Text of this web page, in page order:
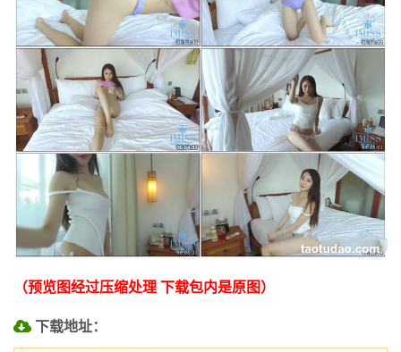
（预览图经过压缩处理 下载包内是原图）
下载地址：